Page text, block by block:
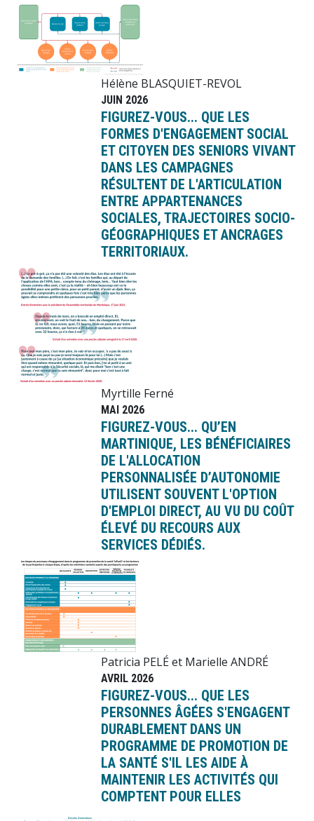
Image
Hélène BLASQUIET-REVOL
JUIN 2026
FIGUREZ-VOUS... QUE LES
FORMES D'ENGAGEMENT SOCIAL
ET CITOYEN DES SENIORS VIVANT
DANS LES CAMPAGNES
RÉSULTENT DE L'ARTICULATION
ENTRE APPARTENANCES
SOCIALES, TRAJECTOIRES SOCIO-
GÉOGRAPHIQUES ET ANCRAGES
TERRITORIAUX.
Image
Myrtille Ferné
MAI 2026
FIGUREZ-VOUS... QU’EN
MARTINIQUE, LES BÉNÉFICIAIRES
DE L'ALLOCATION
PERSONNALISÉE D’AUTONOMIE
UTILISENT SOUVENT L'OPTION
D'EMPLOI DIRECT, AU VU DU COÛT
ÉLEVÉ DU RECOURS AUX
SERVICES DÉDIÉS.
Image
Patricia PELÉ et Marielle ANDRÉ
AVRIL 2026
FIGUREZ-VOUS... QUE LES
PERSONNES ÂGÉES S'ENGAGENT
DURABLEMENT DANS UN
PROGRAMME DE PROMOTION DE
LA SANTÉ S'IL LES AIDE À
MAINTENIR LES ACTIVITÉS QUI
COMPTENT POUR ELLES